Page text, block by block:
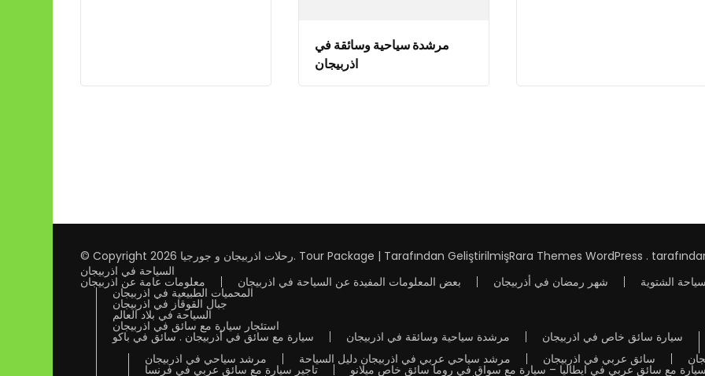
مرشدة سياحية وسائقة في
اذربيجان
© Copyright 2026 رحلات اذربيجان و جورجيا. Tour Package | Tarafından GeliştirilmişRara Themes WordPress .
السياحة في اذربيجان
معلومات عامة عن اذربيجان بعض المعلومات المفيدة عن السياحة في اذربيجان شهر رمضان في أذربيجان الشتوية
المحميات الطبيعية في اذربيجان
جبال القوقاز في اذربيجان
السياحة في بلاد العالم
استئجار سيارة مع سائق في اذربيجان
سيارة مع سائق في أذربيجان . سائق في باكو مرشدة سياحية وسائقة في اذربيجان سيارة سائق خاص في اذربيجان
مرشد سياحي في اذربيجان مرشد سياحي عربي في اذربيجان دليل السياحة سائق عربي في اذربيجان
تاجير سيارة مع سائق عربي في فرنسا سيارة مع سائق عربي في ايطاليا – سيارة مع سواق في روما سائق خاص ميلانو